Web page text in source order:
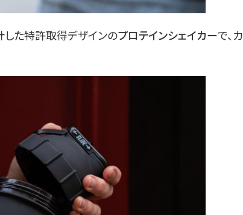
した特許取得デザインのプロテインシェイカーで、カ